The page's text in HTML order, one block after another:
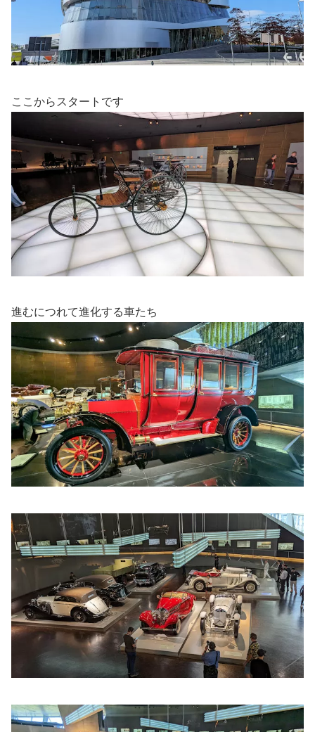
ここからスタートです
進むにつれて進化する車たち